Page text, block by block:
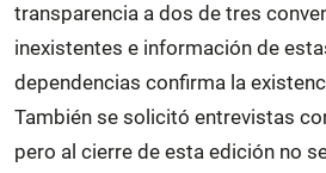
transparencia a dos de tres
inexistentes e información de
dependencias confirma la
También se solicitó entrevistas
pero al cierre de esta edición no